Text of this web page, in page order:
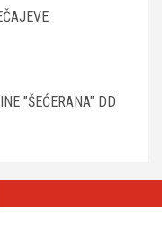
"ŠEĆERANA" DD